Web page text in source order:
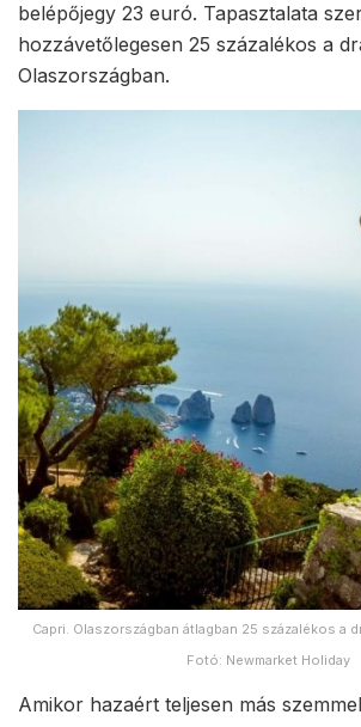
belépőjegy 23 euró. Tapasztalata
hozzávetőlegesen 25 százalékos a
Olaszországban.
Capri. Olaszországban átlagban 25 százalékos a
Fotó: Newmarket Holiday
Amikor hazaért teljesen más